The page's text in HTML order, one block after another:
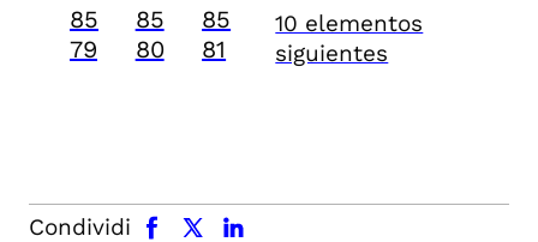
85
79
85
80
85
81
10 elementos
siguientes
Condividi
facebook x.com linkedin